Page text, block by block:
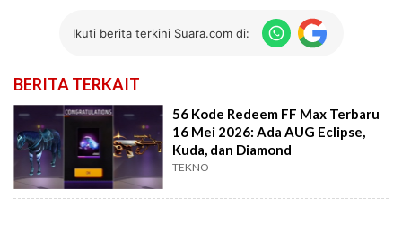
Ikuti berita terkini Suara.com di:
BERITA TERKAIT
56 Kode Redeem FF Max Terbaru
16 Mei 2026: Ada AUG Eclipse,
Kuda, dan Diamond
TEKNO